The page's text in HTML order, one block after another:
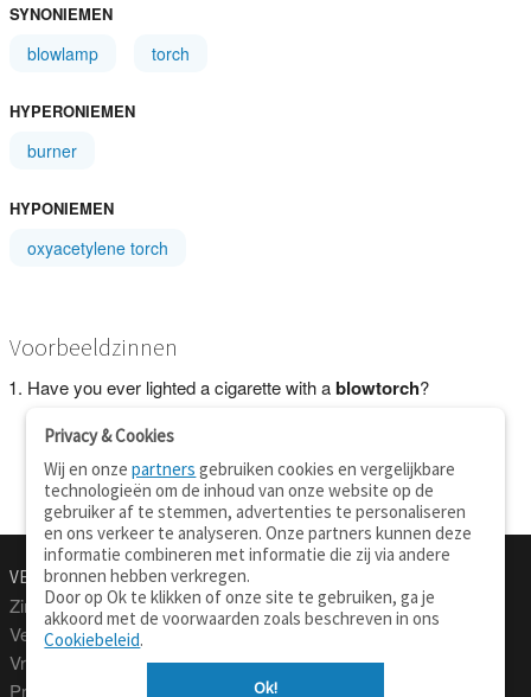
SYNONIEMEN
blowlamp torch
HYPERONIEMEN
burner
HYPONIEMEN
oxyacetylene torch
Voorbeeldzinnen
Have you ever lighted a cigarette with ablowtorch?
VERTALEN.NU
Zinnen vertalen
Verklarend woordenboek
Vraagbaak
Professionele vertaling
Over deze site
Privacy
Privacy & Cookies
Wij en onzepartners gebruiken cookies en vergelijkbare
technologieën om de inhoud van onze website op de
gebruiker af te stemmen, advertenties te personaliseren
en ons verkeer te analyseren. Onze partners kunnen deze
informatie combineren met informatie die zij via andere
bronnen hebben verkregen.
Door op Ok te klikken of onze site te gebruiken, ga je
akkoord met de voorwaarden zoals beschreven in ons
Cookiebeleid.
Ok!